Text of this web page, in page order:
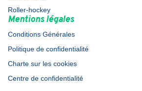
Roller-hockey
Mentions légales
Conditions Générales
Politique de confidentialité
Charte sur les cookies
Centre de confidentialité